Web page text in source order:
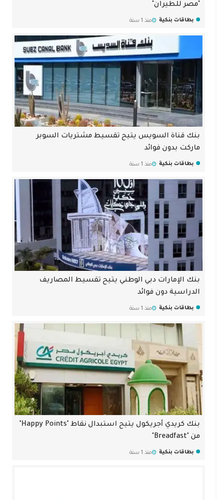
"مصر للطيران"
بطاقات بنكية منذ 1 سنة
بنك قناة السويس يتيح تقسيط مشتريات السوبر
ماركت بدون فوائد
بطاقات بنكية منذ 1 سنة
بنك الإمارات دبي الوطني يتيح تقسيط المصاريف
الدراسية دون فوائد
بطاقات بنكية منذ 1 سنة
من "Breadfast"
بطاقات بنكية منذ 1 سنة